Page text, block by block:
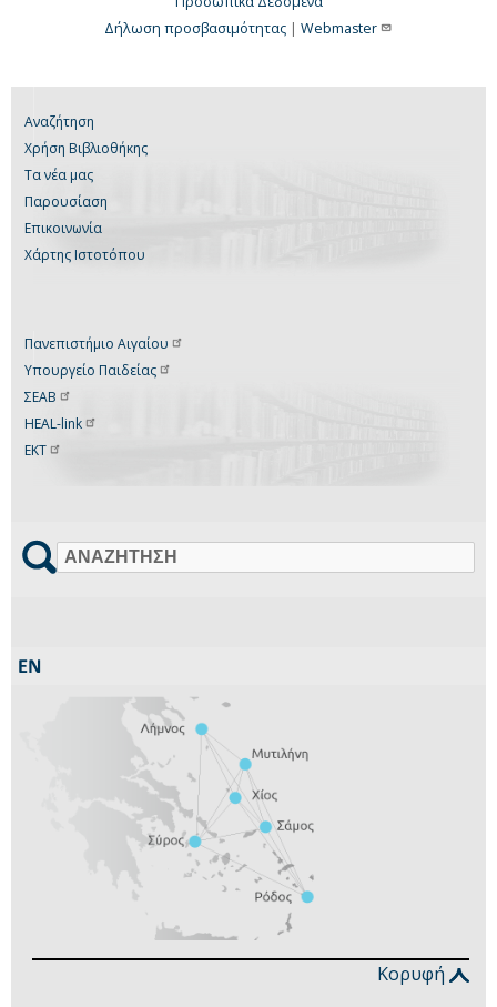
Δήλωση προσβασιμότητας | Webmaster
Αναζήτηση
Χρήση Βιβλιοθήκης
Τα νέα μας
Παρουσίαση
Επικοινωνία
Χάρτης Ιστοτόπου
Πανεπιστήμιο Αιγαίου
Υπουργείο Παιδείας
ΣΕΑΒ
HEAL-link
ΕΚΤ
Αναζήτηση
Κορυφή